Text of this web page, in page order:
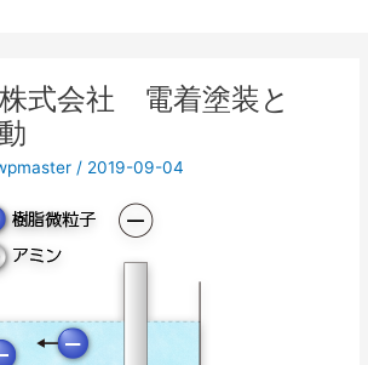
式会社 電着塗装と
/ 2019-09-04